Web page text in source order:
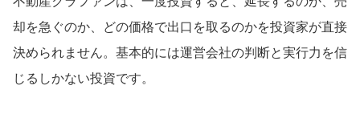
却を急ぐのか、どの価格で出口を取るのかを投資家が直接
決められません。基本的には運営会社の判断と実行力を信
じるしかない投資です。